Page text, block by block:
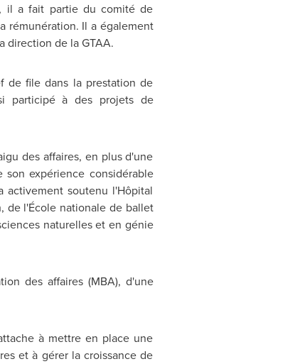
il a fait partie du comité de
rémunération. Il a également
direction de la GTAA.
de file dans la prestation de
participé à des projets de
des affaires, en plus d'une
expérience considérable
activement soutenu l'Hôpital
de l'École nationale de ballet
naturelles et en génie
des affaires (MBA), d'une
à mettre en place une
et à gérer la croissance de